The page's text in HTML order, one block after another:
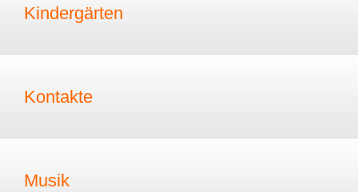
Kindergärten
Kontakte
Musik